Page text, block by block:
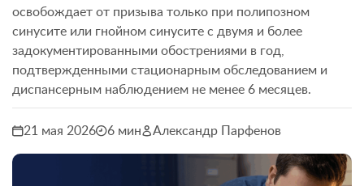
освобождает от призыва только при полипозном
синусите или гнойном синусите с двумя и более
задокументированными обострениями в год,
подтвержденными стационарным обследованием и
диспансерным наблюдением не менее 6 месяцев.
21 мая 2026 6 мин Александр Парфенов